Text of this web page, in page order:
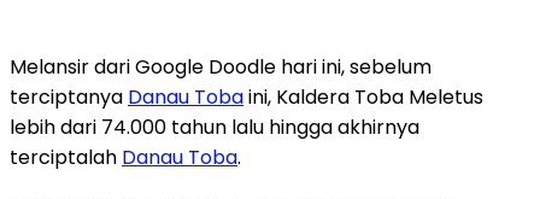
Melansir dari Google Doodle hari ini, sebelum
terciptanya Danau Tobaini, Kaldera Toba Meletus
lebih dari 74.000 tahun lalu hingga akhirnya
terciptalah Danau Toba.